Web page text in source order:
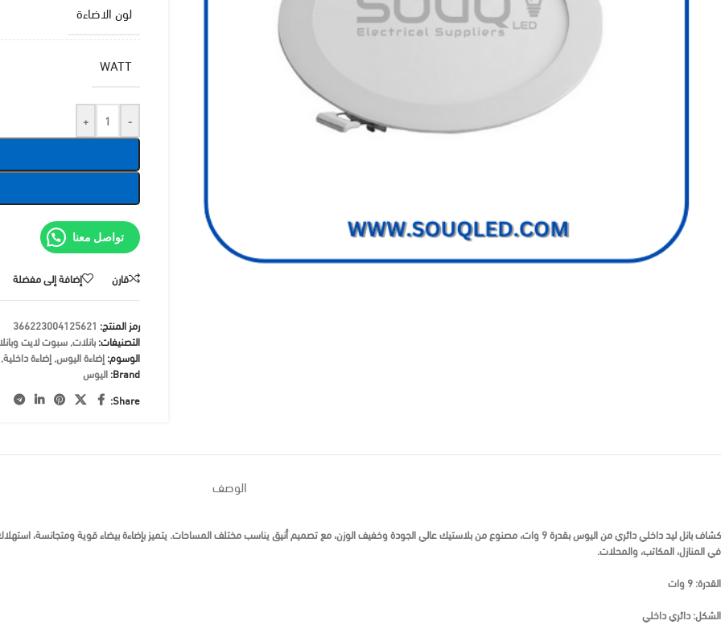
لون الاضاءة
WATT
-
+
تواصل معنا
قارن إضافة إلى مفضلة
رمز المنتج: 366223004125621
التصنيفات:بانلات,سبوت لايت
الوسوم:إضاءة اليوس,إضاءة داخلية,
Brand: اليوس
Share:
الوصف
كشاف بانل ليد داخلي دائري من اليوس بقدرة 9 وات، مصنوع من بلاستيك عالي الجودة وخفيف الوزن، مع تصميم أنيق يناسب مختلف المساحات. يتميز بإضاءة بيضاء قوية
في المنازل، المكاتب، والمحلات.
القدرة: 9 وات
الشكل: دائري داخلي